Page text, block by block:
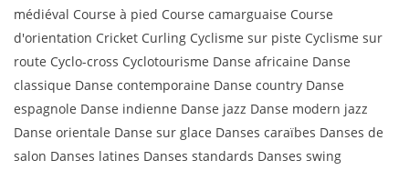
médiéval Course à pied Course camarguaise Course
d'orientation Cricket Curling Cyclisme sur piste Cyclisme sur
route Cyclo-cross Cyclotourisme Danse africaine Danse
classique Danse contemporaine Danse country Danse
espagnole Danse indienne Danse jazz Danse modern jazz
Danse orientale Danse sur glace Danses caraïbes Danses de
salon Danses latines Danses standards Danses swing